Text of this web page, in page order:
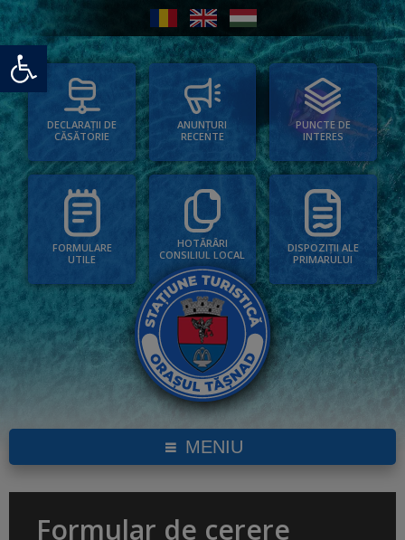
Deschide bara de unelte
DECLARAȚII DE
CĂSĂTORIE
ANUNȚURI
RECENTE
PUNCTE DE
INTERES
FORMULARE
UTILE
HOTĂRÂRI
CONSILIUL LOCAL
DISPOZIȚII ALE
PRIMARULUI
MENIU
Formular de cerere